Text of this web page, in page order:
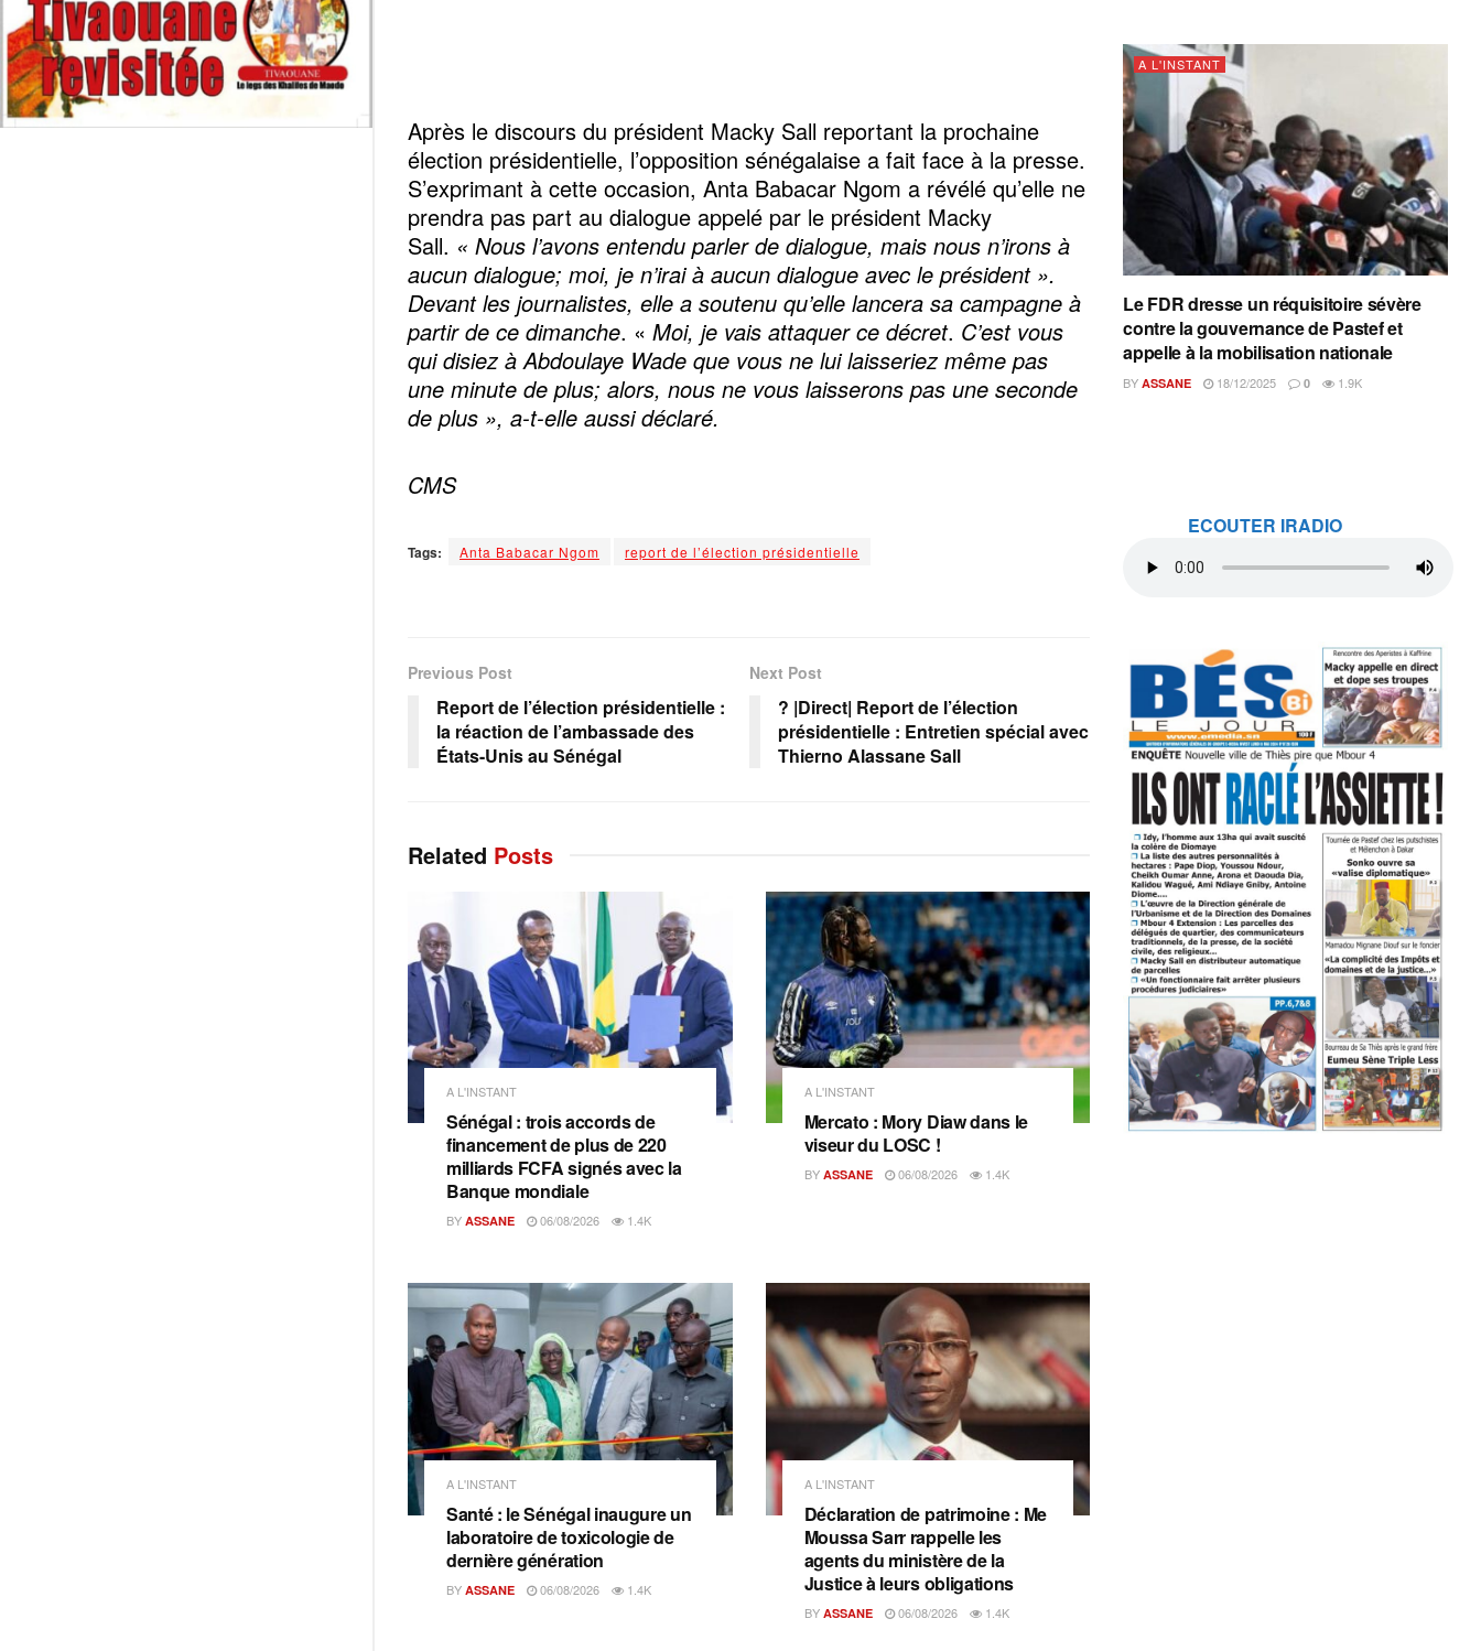
Après le discours du président Macky Sall reportant la prochaine
élection présidentielle, l’opposition sénégalaise a fait face à la presse.
S’exprimant à cette occasion, Anta Babacar Ngom a révélé qu’elle ne
prendra pas part au dialogue appelé par le président Macky
Sall. « Nous l’avons entendu parler de dialogue, mais nous n’irons à
aucun dialogue; moi, je n’irai à aucun dialogue avec le président ».
Devant les journalistes, elle a soutenu qu’elle lancera sa campagne à
partir de ce dimanche. « Moi, je vais attaquer ce décret. C’est vous
qui disiez à Abdoulaye Wade que vous ne lui laisseriez même pas
une minute de plus; alors, nous ne vous laisserons pas une seconde
de plus », a-t-elle aussi déclaré.
CMS
Tags: Anta Babacar Ngom report de l’élection présidentielle
Previous Post
Report de l’élection présidentielle :
la réaction de l’ambassade des
États-Unis au Sénégal
Next Post
? |Direct| Report de l’élection
présidentielle : Entretien spécial avec
Thierno Alassane Sall
Related Posts
A L'INSTANT
Sénégal : trois accords de
financement de plus de 220
milliards FCFA signés avec la
Banque mondiale
BY ASSANE 06/08/2026 1.4K
A L'INSTANT
Mercato : Mory Diaw dans le
viseur du LOSC !
BY ASSANE 06/08/2026 1.4K
A L'INSTANT
Santé : le Sénégal inaugure un
laboratoire de toxicologie de
dernière génération
BY ASSANE 06/08/2026 1.4K
A L'INSTANT
Déclaration de patrimoine : Me
Moussa Sarr rappelle les
agents du ministère de la
Justice à leurs obligations
BY ASSANE 06/08/2026 1.4K
A L'INSTANT
Le FDR dresse un réquisitoire sévère
contre la gouvernance de Pastef et
appelle à la mobilisation nationale
BY ASSANE 18/12/2025 0 1.9K
ECOUTER IRADIO